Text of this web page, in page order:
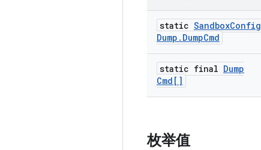
static SandboxConfig
Dump . DumpCmd
static final Dump
Cmd[]
枚举值